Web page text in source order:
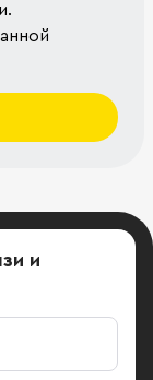
и